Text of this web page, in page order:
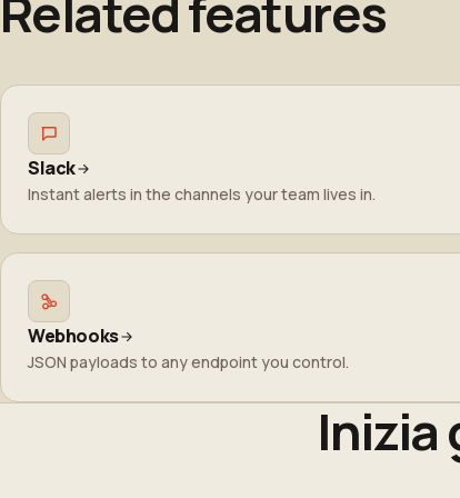
aggiuntivi.
Slack
Instant alerts in the channels your team lives in.
Webhooks
JSON payloads to any endpoint you control.
Inizia